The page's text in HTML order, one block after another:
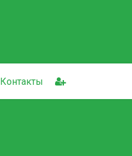
Контакты